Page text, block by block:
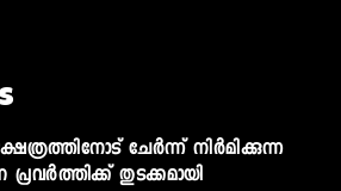
ചേര്‍ന്ന് നിര്‍മിക്കുന്ന
തുടക്കമായി